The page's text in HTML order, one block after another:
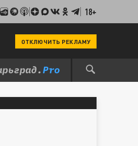
18+
ОТКЛЮЧИТЬ РЕКЛАМУ